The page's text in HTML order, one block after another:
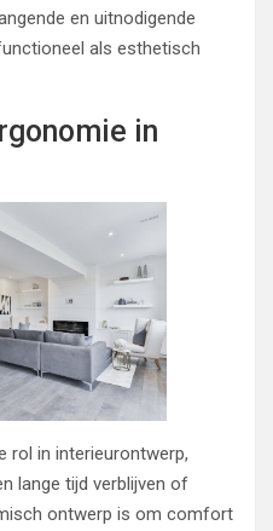
en uitnodigende
als esthetisch
in
rol in interieurontwerp,
lange tijd verblijven of
ontwerp is om comfort